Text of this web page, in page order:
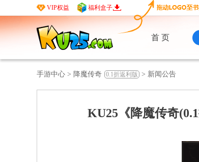
VIP权益 福利盒子
首 页
手游中心 > 降魔传奇 0.1折返利版 > 新闻公告
KU25《降魔传奇